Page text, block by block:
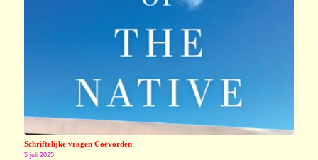
Schriftelijke vragen Coevorden
5 juli 2025